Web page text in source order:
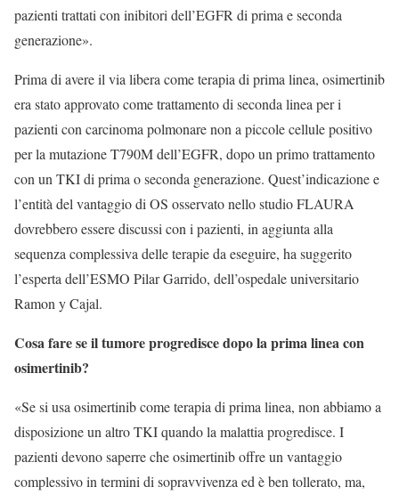
pazienti trattati con inibitori dell’EGFR di prima e seconda
generazione».
Prima di avere il via libera come terapia di prima linea, osimertinib
era stato approvato come trattamento di seconda linea per i
pazienti con carcinoma polmonare non a piccole cellule positivo
per la mutazione T790M dell’EGFR, dopo un primo trattamento
con un TKI di prima o seconda generazione. Quest’indicazione e
l’entità del vantaggio di OS osservato nello studio FLAURA
dovrebbero essere discussi con i pazienti, in aggiunta alla
sequenza complessiva delle terapie da eseguire, ha suggerito
l’esperta dell’ESMO Pilar Garrido, dell’ospedale universitario
Ramon y Cajal.
Cosa fare se il tumore progredisce dopo la prima linea con
osimertinib?
«Se si usa osimertinib come terapia di prima linea, non abbiamo a
disposizione un altro TKI quando la malattia progredisce. I
pazienti devono saperre che osimertinib offre un vantaggio
complessivo in termini di sopravvivenza ed è ben tollerato, ma,